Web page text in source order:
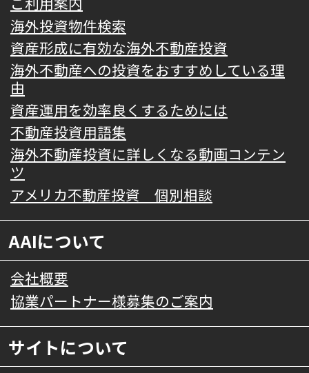
海外投資物件検索
資産形成に有効な海外不動産投資
海外不動産への投資をおすすめしている理
由
資産運用を効率良くするためには
不動産投資用語集
海外不動産投資に詳しくなる動画コンテン
ツ
アメリカ不動産投資 個別相談
AAIについて
会社概要
協業パートナー様募集のご案内
サイトについて